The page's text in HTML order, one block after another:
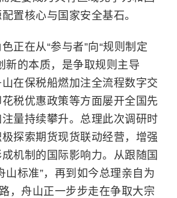
置核心与国家安全基石。
正在从“参与者”向“规则制定
新的本质，是争取规则主导
在保税船燃加注全流程数字交
税优惠政策等方面屡开全国先
量持续攀升。总理此次调研时
探索期货现货联动经营，增强
机制的国际影响力。从跟随国
山标准”，再到如今总理亲自为
，舟山正一步步走在争取大宗